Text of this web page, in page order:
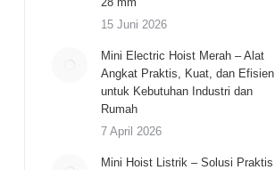
15 Juni 2026
Mini Electric Hoist Merah – Alat
Angkat Praktis, Kuat, dan Efisien
untuk Kebutuhan Industri dan
Rumah
7 April 2026
Mini Hoist Listrik – Solusi Praktis